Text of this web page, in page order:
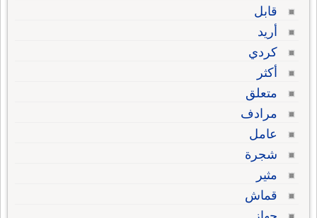
قابل
أريد
كردي
أكثر
متعلق
مرادف
عامل
شجرة
مثير
قماش